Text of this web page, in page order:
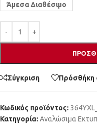
Άμεσα Διαθέσιμο
Σύγκριση Πρόσθήκη
Κωδικός προϊόντος:
Κατηγορία: Αναλώσιμα